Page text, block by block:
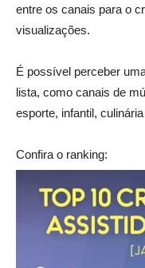
entre os canais para o
visualizações.
É possível perceber
lista, como canais de
esporte, infantil,
Confira o ranking: